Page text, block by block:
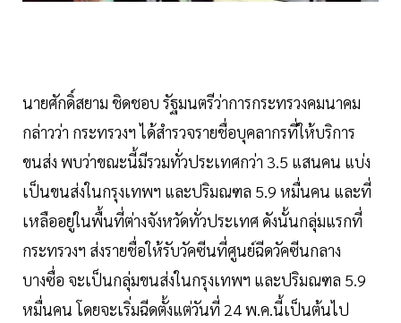
นายศักดิ์สยาม ชิดชอบ รัฐมนตรีว่าการกระทรวงคมนาคม
กล่าวว่า กระทรวงฯ ได้สำรวจรายชื่อบุคลากรที่ให้บริการ
ขนส่ง พบว่าขณะนี้มีรวมทั่วประเทศกว่า 3.5 แสนคน แบ่ง
เป็นขนส่งในกรุงเทพฯ และปริมณฑล 5.9 หมื่นคน และที่
เหลืออยู่ในพื้นที่ต่างจังหวัดทั่วประเทศ ดังนั้นกลุ่มแรกที่
กระทรวงฯ ส่งรายชื่อให้รับวัคซีนที่ศูนย์ฉีดวัคซีนกลาง
บางซื่อ จะเป็นกลุ่มขนส่งในกรุงเทพฯ และปริมณฑล 5.9
หมื่นคน โดยจะเริ่มฉีดตั้งแต่วันที่ 24 พ.ค.นี้เป็นต้นไป